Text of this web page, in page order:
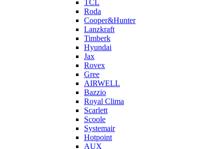
TCL
Roda
Cooper&Hunter
Lanzkraft
Timberk
Hyundai
Jax
Rovex
Gree
AIRWELL
Bazzio
Royal Clima
Scarlett
Scoole
Systemair
Hotpoint
AUX